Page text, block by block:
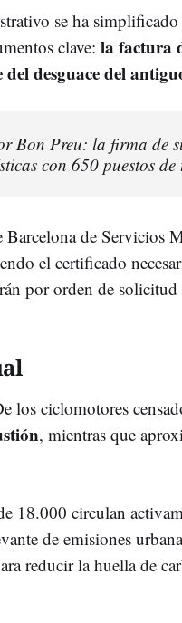
se ha
clave: la factura
desguace del
Bon Preu: la firma de
con 650 puestos
Barcelona de Servicios
el certificado
por orden de
los ciclomotores
, mientras que
18.000 circulan
de emisiones
reducir la huella de